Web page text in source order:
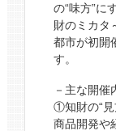
の“味方”に
財のミカタ
都市が初開
す。
－主な開催
①知財の“見
商品開発や